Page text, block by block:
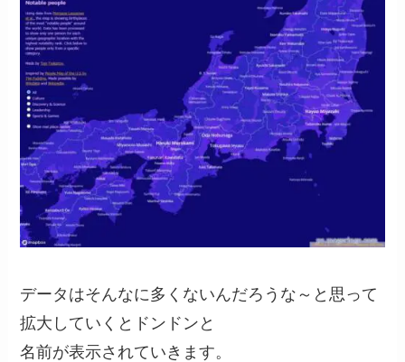
データはそんなに多くないんだろうな～と思って
拡大していくとドンドンと
名前が表示されていきます。